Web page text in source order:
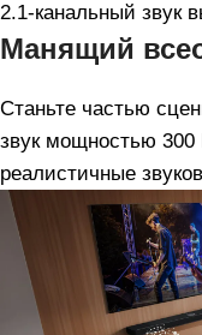
2.1-канальный звук
Манящий
Станьте частью
звук мощностью
реалистичные